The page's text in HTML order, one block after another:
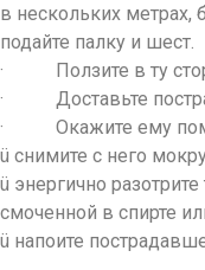
в нескольких метрах,
подайте палку и шест.
· Ползите в ту
· Доставьте
· Окажите ему
ü снимите с него
ü энергично
смоченной в спирте
ü напоите